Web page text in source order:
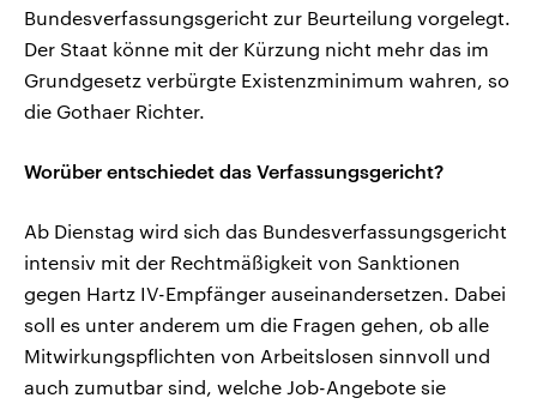
Bundesverfassungsgericht zur Beurteilung vorgelegt.
Der Staat könne mit der Kürzung nicht mehr das im
Grundgesetz verbürgte Existenzminimum wahren, so
die Gothaer Richter.
Worüber entschiedet das Verfassungsgericht?
Ab Dienstag wird sich das Bundesverfassungsgericht
intensiv mit der Rechtmäßigkeit von Sanktionen
gegen Hartz IV-Empfänger auseinandersetzen. Dabei
soll es unter anderem um die Fragen gehen, ob alle
Mitwirkungspflichten von Arbeitslosen sinnvoll und
auch zumutbar sind, welche Job-Angebote sie